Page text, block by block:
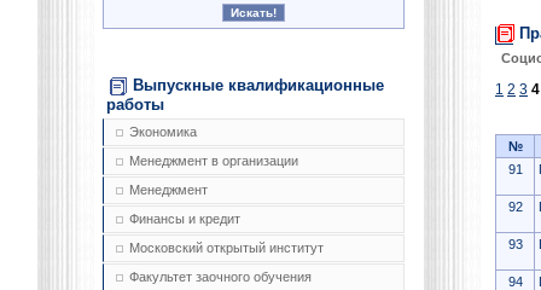
Выпускные квалификационные
работы
Экономика
Менеджмент в организации
Менеджмент
Финансы и кредит
Московский открытый институт
Факультет заочного обучения
1 2 3 4
№
91
92
93
94